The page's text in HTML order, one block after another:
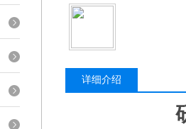
详细介绍